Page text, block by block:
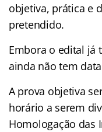
objetiva, prática e
pretendido.
Embora o edital já
ainda não tem
A prova objetiva
horário a serem
Homologação das